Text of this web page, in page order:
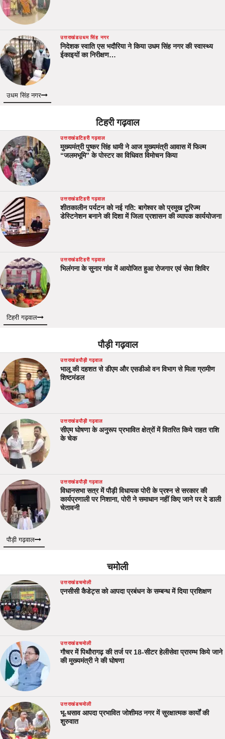
उत्तराखंडउधम सिंह नगर
निदेशक स्वाति एस भदौरिया ने किया उधम सिंह नगर की स्वास्थ्य
ईकाइयों का निरीक्षण…
उधम सिंह नगर
टिहरी गढ़वाल
उत्तराखंडटिहरी गढ़वाल
मुख्यमंत्री पुष्कर सिंह धामी ने आज मुख्यमंत्री आवास में फिल्म
“जलमभूमि” के पोस्टर का विधिवत विमोचन किया
उत्तराखंडटिहरी गढ़वाल
शीतकालीन पर्यटन को नई गति: बागेश्वर को प्रमुख टूरिज्म
डेस्टिनेशन बनाने की दिशा में जिला प्रशासन की व्यापक कार्ययोजना
उत्तराखंडटिहरी गढ़वाल
भिलंगना के सुनार गांव में आयोजित हुआ रोजगार एवं सेवा शिविर
टिहरी गढ़वाल
पौड़ी गढ़वाल
उत्तराखंडपौड़ी गढ़वाल
भालू की दहशत से डीएम और एसडीओ वन विभाग से मिला ग्रामीण
शिष्टमंडल
उत्तराखंडपौड़ी गढ़वाल
सीएम घोषणा के अनुरूप प्रभावित क्षेत्रों में वितरित किये राहत राशि
के चेक
उत्तराखंडपौड़ी गढ़वाल
विधानसभा सत्र में पौड़ी विधायक पोरी के प्रश्न से सरकार की
कार्यप्रणाली पर निशाना, पोरी ने समाधान नहीं किए जाने पर दे डाली
चेतावनी
पौड़ी गढ़वाल
चमोली
उत्तराखंडचमोली
एनसीसी कैडेट्स को आपदा प्रबंधन के सम्बन्ध में दिया प्रशिक्षण
उत्तराखंडचमोली
गौचर में पिथौरागढ़ की तर्ज पर 18-सीटर हेलीसेवा प्रारम्भ किये जाने
की मुख्यमंत्री ने की घोषणा
उत्तराखंडचमोली
भू-धसाव आपदा प्रभावित जोशीमठ नगर में सुरक्षात्मक कार्यों की
शुरुवात